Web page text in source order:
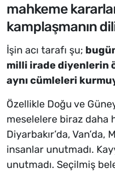
mahkeme
kamplaşmanın
İşin acı tarafı şu;
milli irade diyenlerin
aynı cümleleri
Özellikle Doğu ve
meselelere biraz daha
Diyarbakır’da, Van’da,
insanlar unutmadı.
unutmadı. Seçilmiş